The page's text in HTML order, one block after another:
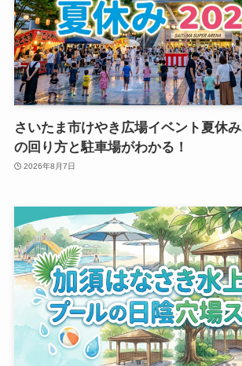
さいたま市けやき広場イベント夏休
の回り方と駐車場がわかる！
2026年8月7日